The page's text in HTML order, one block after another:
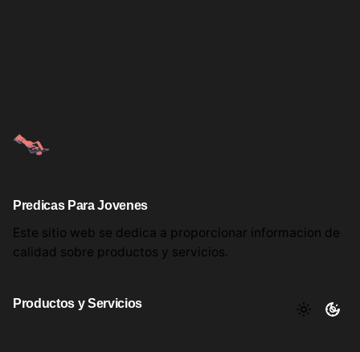
Predicas Para Jovenes
Este sitio web se dedica a proporcionar informacion de
calidad sobre productos y servicios.
Productos y Servicios